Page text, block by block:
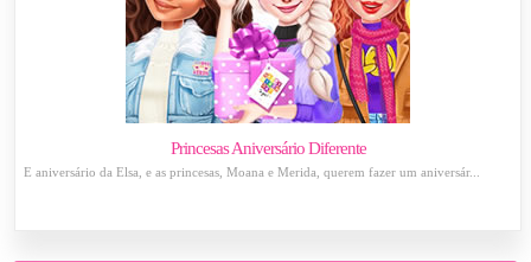
Princesas Aniversário Diferente
É aniversário da Elsa, e as princesas, Moana e Merida, querem fazer um aniversár...